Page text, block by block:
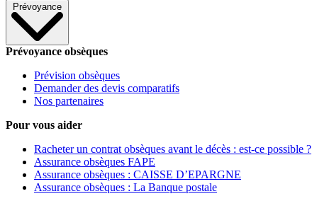
Prévoyance
Prévoyance obsèques
Prévision obsèques
Demander des devis comparatifs
Nos partenaires
Pour vous aider
Racheter un contrat obsèques avant le décès : est-ce possible ?
Assurance obsèques FAPE
Assurance obsèques : CAISSE D’EPARGNE
Assurance obsèques : La Banque postale